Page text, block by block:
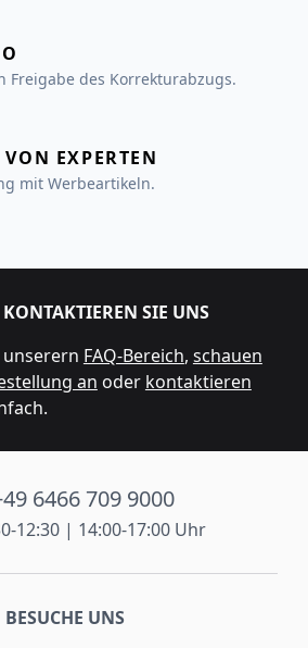
Freigabe des Korrekturabzugs.
EXPERTEN
mit Werbeartikeln.
SIE UNS
unserern FAQ-Bereich, schauen
an oder kontaktieren
6466 709 9000
12:30 | 14:00-17:00 Uhr
BESUCHE UNS